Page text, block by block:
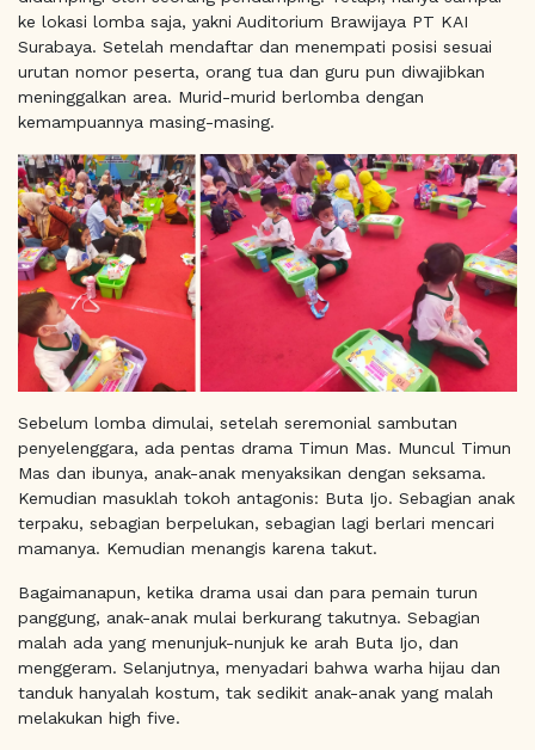
ke lokasi lomba saja, yakni Auditorium Brawijaya PT KAI
Surabaya. Setelah mendaftar dan menempati posisi sesuai
urutan nomor peserta, orang tua dan guru pun diwajibkan
meninggalkan area. Murid-murid berlomba dengan
kemampuannya masing-masing.
Sebelum lomba dimulai, setelah seremonial sambutan
penyelenggara, ada pentas drama Timun Mas. Muncul Timun
Mas dan ibunya, anak-anak menyaksikan dengan seksama.
Kemudian masuklah tokoh antagonis: Buta Ijo. Sebagian anak
terpaku, sebagian berpelukan, sebagian lagi berlari mencari
mamanya. Kemudian menangis karena takut.
Bagaimanapun, ketika drama usai dan para pemain turun
panggung, anak-anak mulai berkurang takutnya. Sebagian
malah ada yang menunjuk-nunjuk ke arah Buta Ijo, dan
menggeram. Selanjutnya, menyadari bahwa warha hijau dan
tanduk hanyalah kostum, tak sedikit anak-anak yang malah
melakukan high five.